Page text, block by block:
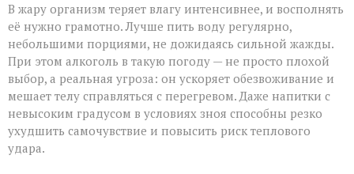
В жару организм теряет влагу интенсивнее, и восполнять
её нужно грамотно. Лучше пить воду регулярно,
небольшими порциями, не дожидаясь сильной жажды.
При этом алкоголь в такую погоду — не просто плохой
выбор, а реальная угроза: он ускоряет обезвоживание и
мешает телу справляться с перегревом. Даже напитки с
невысоким градусом в условиях зноя способны резко
ухудшить самочувствие и повысить риск теплового
удара.